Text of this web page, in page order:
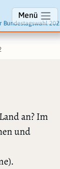
Bundestagswahl
Menü
an? Im
und